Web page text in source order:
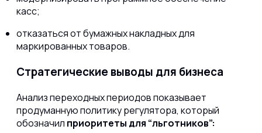
касс;
отказаться от бумажных накладных для
маркированных товаров.
Стратегические выводы для бизнеса
Анализ переходных периодов показывает
продуманную политику регулятора, который
обозначил приоритеты для “льготников”: